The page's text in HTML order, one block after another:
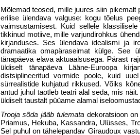
Mõlemad teosed, mille juures siin
erilise ülendava valguse: kogu tõelus
vaimsustamisest. Kuid sellele
tikkinud motiive, mille varjundirohkus
kirjanduses. Ses ülendava idealismi ja
dramaatika omapäraseimat külge. See
tänapäeva elava aktuaalsusega. Pärast
üldiselt tänapäeva Lääne-Euroopa
distsiplineeritud vormide poole, kuid
sürrealistide kuhjatud rikkused. Võiks
antud juhul taotleb teatri alal seda, mis
üldiselt taustalt püüame alamal
Trooja sõda jääb tulemata dekoratsioon
Priamus, Hekuba, Kassandra, Ulüsses,
Sel puhul on tähelepandav Giraudoux